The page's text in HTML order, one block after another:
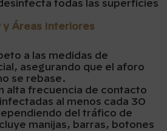
todas las superficies
y Áreas Interiores
a las medidas de
asegurando que el aforo
se rebase.
alta frecuencia de contacto
al menos cada 30
del tráfico de
manijas, barras, botones